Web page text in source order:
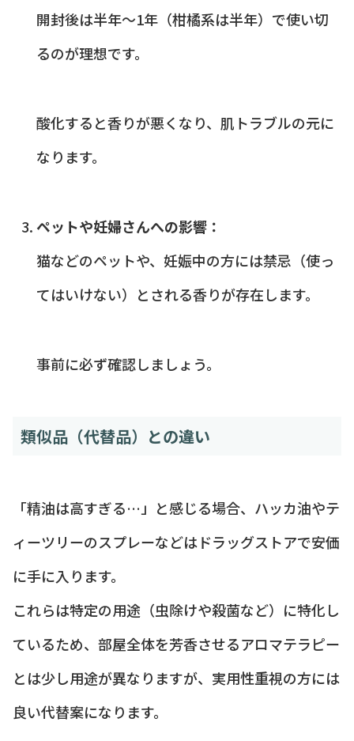
開封後は半年〜1年（柑橘系は半年）で使い切
るのが理想です。
酸化すると香りが悪くなり、肌トラブルの元に
なります。
ペットや妊婦さんへの影響：
猫などのペットや、妊娠中の方には禁忌（使っ
てはいけない）とされる香りが存在します。
事前に必ず確認しましょう。
類似品（代替品）との違い
「精油は高すぎる…」と感じる場合、ハッカ油やテ
ィーツリーのスプレーなどはドラッグストアで安価
に手に入ります。
これらは特定の用途（虫除けや殺菌など）に特化し
ているため、部屋全体を芳香させるアロマテラピー
とは少し用途が異なりますが、実用性重視の方には
良い代替案になります。